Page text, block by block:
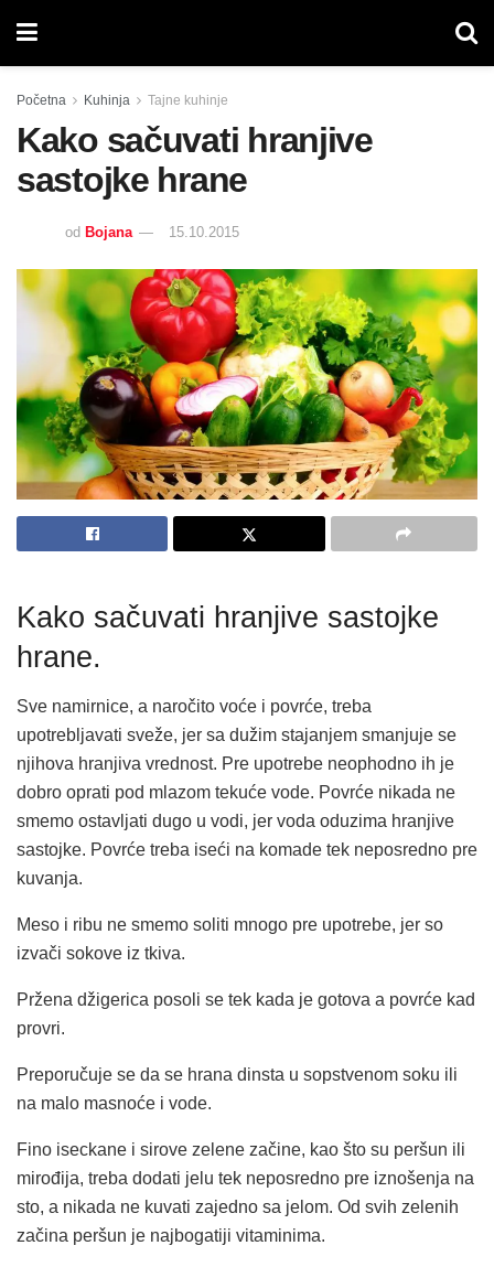
Početna Kuhinja Tajne kuhinje
Kako sačuvati hranjive
sastojke hrane
od Bojana 15.10.2015
Kako sačuvati hranjive sastojke
hrane.
Sve namirnice, a naročito voće i povrće, treba
upotrebljavati sveže, jer sa dužim stajanjem smanjuje se
njihova hranjiva vrednost. Pre upotrebe neophodno ih je
dobro oprati pod mlazom tekuće vode. Povrće nikada ne
smemo ostavljati dugo u vodi, jer voda oduzima hranjive
sastojke. Povrće treba iseći na komade tek neposredno pre
kuvanja.
Meso i ribu ne smemo soliti mnogo pre upotrebe, jer so
izvači sokove iz tkiva.
Pržena džigerica posoli se tek kada je gotova a povrće kad
provri.
Preporučuje se da se hrana dinsta u sopstvenom soku ili
na malo masnoće i vode.
Fino iseckane i sirove zelene začine, kao što su peršun ili
mirođija, treba dodati jelu tek neposredno pre iznošenja na
sto, a nikada ne kuvati zajedno sa jelom. Od svih zelenih
začina peršun je najbogatiji vitaminima.